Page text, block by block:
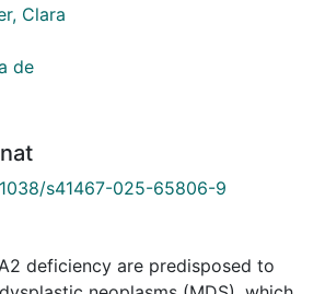
Clara
de
s41467-025-65806-9
deficiency are predisposed to